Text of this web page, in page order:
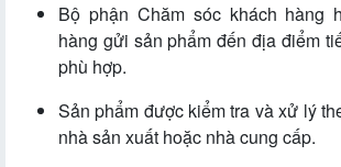
Bộ phận Chăm sóc khách hàng
hàng gửi sản phẩm đến địa điểm
phù hợp.
Sản phẩm được kiểm tra và xử lý
nhà sản xuất hoặc nhà cung cấp.